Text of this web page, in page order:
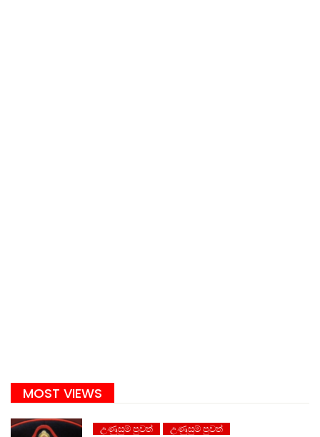
MOST VIEWS
උණුසුම් පුවත්
උණුසුම් පුවත්